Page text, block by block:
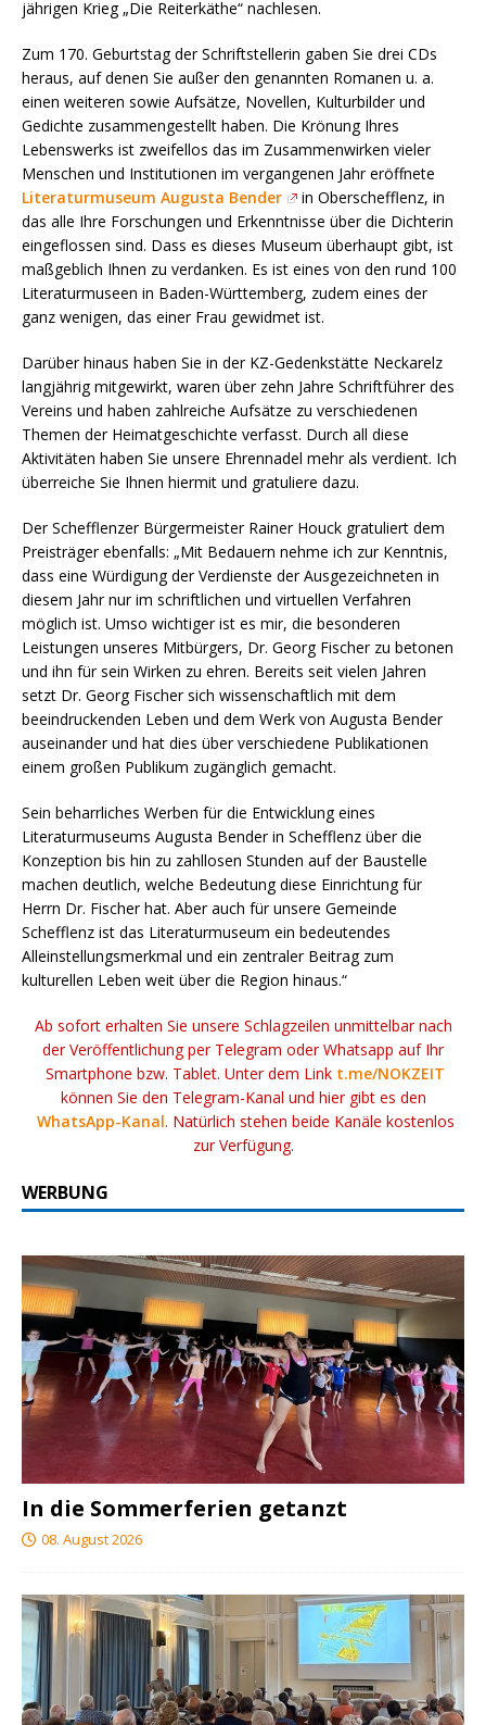
jährigen Krieg „Die Reiterkäthe“ nachlesen.
Zum 170. Geburtstag der Schriftstellerin gaben Sie drei CDs
heraus, auf denen Sie außer den genannten Romanen u. a.
einen weiteren sowie Aufsätze, Novellen, Kulturbilder und
Gedichte zusammengestellt haben. Die Krönung Ihres
Lebenswerks ist zweifellos das im Zusammenwirken vieler
Menschen und Institutionen im vergangenen Jahr eröffnete
Literaturmuseum Augusta Bender
in Oberschefflenz, in
das alle Ihre Forschungen und Erkenntnisse über die Dichterin
eingeflossen sind. Dass es dieses Museum überhaupt gibt, ist
maßgeblich Ihnen zu verdanken. Es ist eines von den rund 100
Literaturmuseen in Baden-Württemberg, zudem eines der
ganz wenigen, das einer Frau gewidmet ist.
Darüber hinaus haben Sie in der KZ-Gedenkstätte Neckarelz
langjährig mitgewirkt, waren über zehn Jahre Schriftführer des
Vereins und haben zahlreiche Aufsätze zu verschiedenen
Themen der Heimatgeschichte verfasst. Durch all diese
Aktivitäten haben Sie unsere Ehrennadel mehr als verdient. Ich
überreiche Sie Ihnen hiermit und gratuliere dazu.
Der Schefflenzer Bürgermeister Rainer Houck gratuliert dem
Preisträger ebenfalls: „Mit Bedauern nehme ich zur Kenntnis,
dass eine Würdigung der Verdienste der Ausgezeichneten in
diesem Jahr nur im schriftlichen und virtuellen Verfahren
möglich ist. Umso wichtiger ist es mir, die besonderen
Leistungen unseres Mitbürgers, Dr. Georg Fischer zu betonen
und ihn für sein Wirken zu ehren. Bereits seit vielen Jahren
setzt Dr. Georg Fischer sich wissenschaftlich mit dem
beeindruckenden Leben und dem Werk von Augusta Bender
auseinander und hat dies über verschiedene Publikationen
einem großen Publikum zugänglich gemacht.
Sein beharrliches Werben für die Entwicklung eines
Literaturmuseums Augusta Bender in Schefflenz über die
Konzeption bis hin zu zahllosen Stunden auf der Baustelle
machen deutlich, welche Bedeutung diese Einrichtung für
Herrn Dr. Fischer hat. Aber auch für unsere Gemeinde
Schefflenz ist das Literaturmuseum ein bedeutendes
Alleinstellungsmerkmal und ein zentraler Beitrag zum
kulturellen Leben weit über die Region hinaus.“
Ab sofort erhalten Sie unsere Schlagzeilen unmittelbar nach
der Veröffentlichung per Telegram oder Whatsapp auf Ihr
Smartphone bzw. Tablet. Unter dem Link t.me/NOKZEIT
können Sie den Telegram-Kanal und hier gibt es den
WhatsApp-Kanal. Natürlich stehen beide Kanäle kostenlos
zur Verfügung.
WERBUNG
In die Sommerferien getanzt
08. August 2026